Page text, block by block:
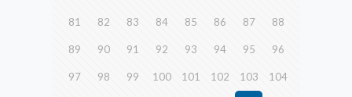
81 82 83 84 85 86 87 88
89 90 91 92 93 94 95 96
97 98 99 100 101 102 103 104